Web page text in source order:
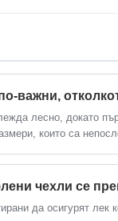
важни,
лесно, докато
които са
да осигурят